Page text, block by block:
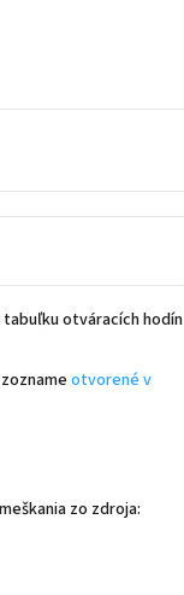
otváracích hodín
otvorené v
zo zdroja: